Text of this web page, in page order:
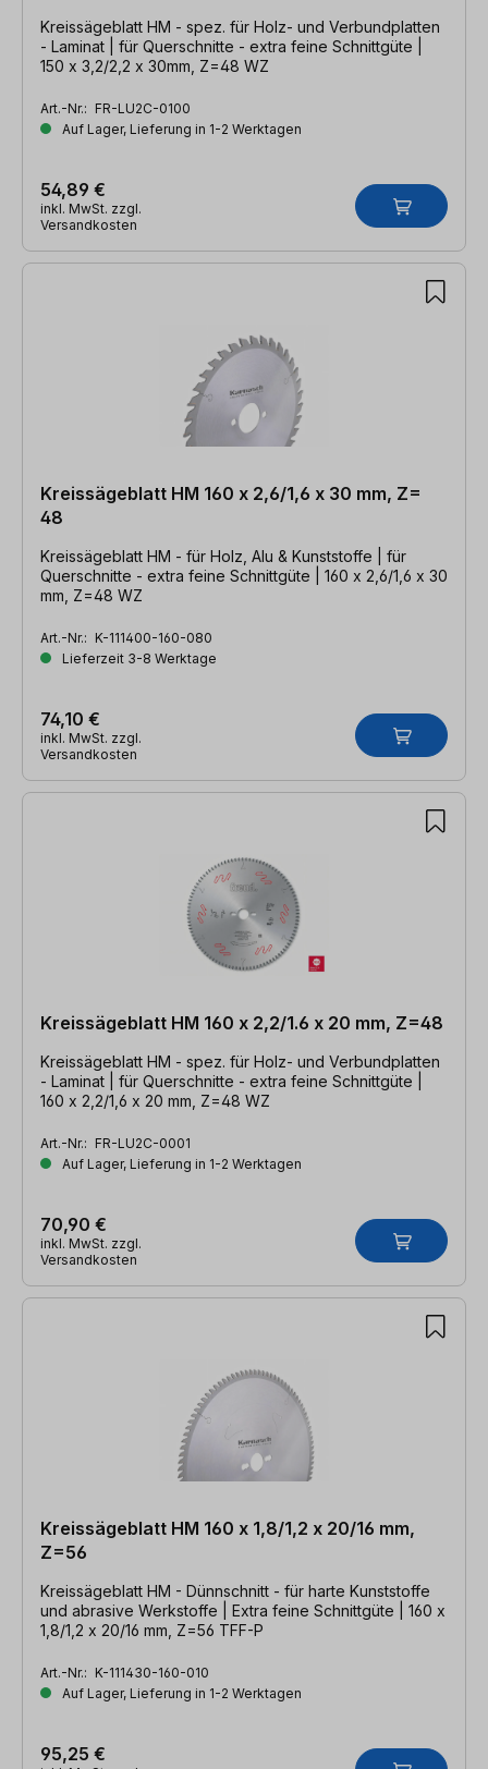
Kreissägeblatt HM - spez. für Holz- und Verbundplatten
- Laminat | für Querschnitte - extra feine Schnittgüte |
150 x 3,2/2,2 x 30mm, Z=48 WZ
Art.-Nr.: FR-LU2C-0100
Auf Lager, Lieferung in 1-2 Werktagen
54,89 €
inkl. MwSt. zzgl.
Versandkosten
Kreissägeblatt HM 160 x 2,6/1,6 x 30 mm, Z=
48
Kreissägeblatt HM - für Holz, Alu & Kunststoffe | für
Querschnitte - extra feine Schnittgüte | 160 x 2,6/1,6 x 30
mm, Z=48 WZ
Art.-Nr.: K-111400-160-080
Lieferzeit 3-8 Werktage
74,10 €
inkl. MwSt. zzgl.
Versandkosten
Kreissägeblatt HM 160 x 2,2/1.6 x 20 mm, Z=48
Kreissägeblatt HM - spez. für Holz- und Verbundplatten
- Laminat | für Querschnitte - extra feine Schnittgüte |
160 x 2,2/1,6 x 20 mm, Z=48 WZ
Art.-Nr.: FR-LU2C-0001
Auf Lager, Lieferung in 1-2 Werktagen
70,90 €
inkl. MwSt. zzgl.
Versandkosten
Kreissägeblatt HM 160 x 1,8/1,2 x 20/16 mm,
Z=56
Kreissägeblatt HM - Dünnschnitt - für harte Kunststoffe
und abrasive Werkstoffe | Extra feine Schnittgüte | 160 x
1,8/1,2 x 20/16 mm, Z=56 TFF-P
Art.-Nr.: K-111430-160-010
Auf Lager, Lieferung in 1-2 Werktagen
95,25 €